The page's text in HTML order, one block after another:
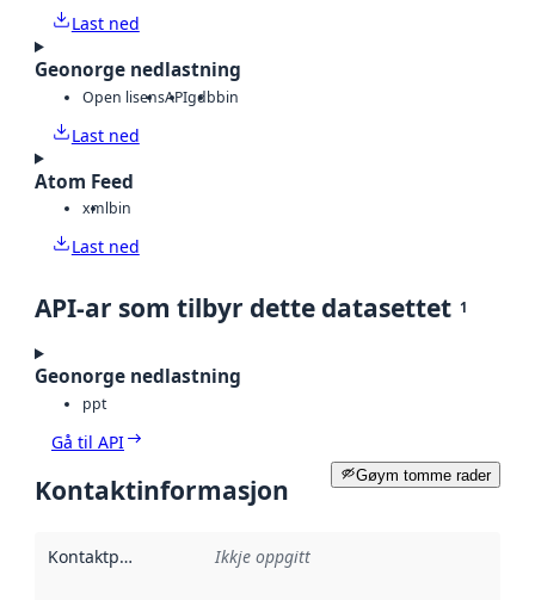
Last ned
Geonorge nedlastning
Open lisensAPIgdbbin
Last ned
Atom Feed
xmlbin
Last ned
API-ar som tilbyr dette datasettet 1
Geonorge nedlastning
ppt
Gå til API
Gøym tomme rader
Kontaktinformasjon
Kontaktpunkt Ikkje oppgitt